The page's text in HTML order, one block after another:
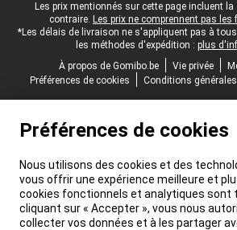
Pied-de-page légal
Les prix mentionnés sur cette page incluent
contraire. Les prix ne comprennent pas
*Les délais de livraison ne s'appliquent pas à
les méthodes d'expédition : plus
À propos de Gomibo.be
Vie privée
Préférences de cookies
Conditions générales
Préférences de cookies
Nous utilisons des cookies et des
vous offrir une expérience meilleure et
cookies fonctionnels et analytiques sont
cliquant sur « Accepter », vous nous
collecter vos données et à les partager